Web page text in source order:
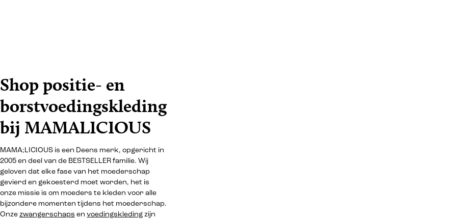
Shop positie- en
borstvoedingskleding
bij MAMALICIOUS
MAMA;LICIOUS is een Deens merk, opgericht in
2005 en deel van de BESTSELLER familie. Wij
geloven dat elke fase van het moederschap
gevierd en gekoesterd moet worden, het is
onze missie is om moeders te kleden voor alle
bijzondere momenten tijdens het moederschap.
Onze zwangerschaps en voedingskleding zijn